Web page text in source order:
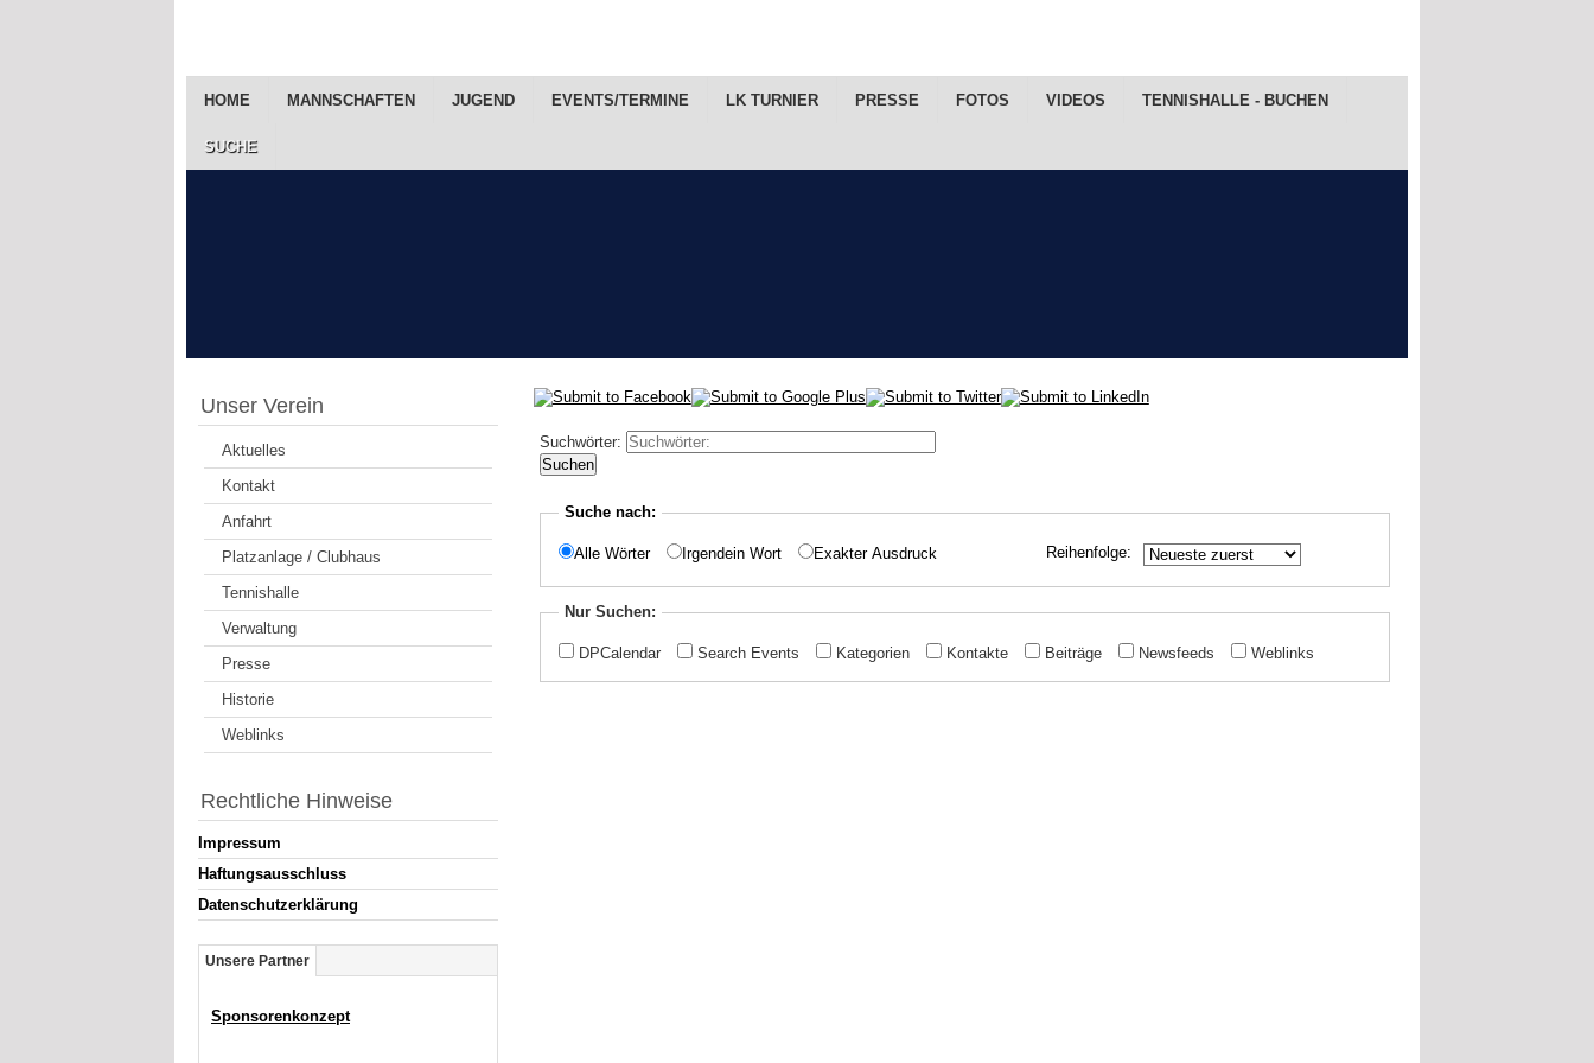
HOME MANNSCHAFTEN JUGEND EVENTS/TERMINE LK TURNIER PRESSE FOTOS VIDEOS TENNISHALLE - BUCHEN
SUCHE
Unser Verein
Aktuelles
Kontakt
Anfahrt
Platzanlage / Clubhaus
Tennishalle
Verwaltung
Presse
Historie
Weblinks
Rechtliche Hinweise
Impressum
Haftungsausschluss
Datenschutzerklärung
Unsere Partner
Sponsorenkonzept
Suchwörter:
Suchen
Suche nach:
Alle Wörter Irgendein Wort Exakter Ausdruck Reihenfolge:
Nur Suchen:
DPCalendar Search Events Kategorien Kontakte Beiträge Newsfeeds Weblinks